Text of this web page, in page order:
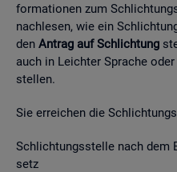
for­ma­tio­nen zum
nach­le­sen, wie ein
den An­trag auf Schlich­tung
auch in Leich­ter Spra­che
stel­len.
Sie er­rei­chen die
Schlich­tungs­stel­le nach dem
setz